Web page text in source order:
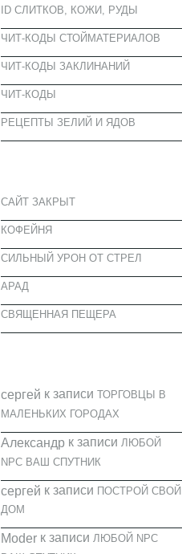
ID СЛИТКОВ, КОЖИ, РУДЫ
ЧИТ-КОДЫ СТОЙМАТЕРИАЛОВ
ЧИТ-КОДЫ ЗАКЛИНАНИЙ
ЧИТ-КОДЫ
РЕЦЕПТЫ ЗЕЛИЙ И ЯДОВ
САЙТ ЗАКРЫТ
КОФЕЙНЯ
CИЛЬНЫЙ УРОН ОТ СТРЕЛ
АРАД
СВЯЩЕННАЯ ПЕЩЕРА
cергей к записи ТОРГОВЦЫ В
МАЛЕНЬКИХ ГОРОДАХ
Александрк записи ЛЮБОЙ
NPC ВАШ СПУТНИК
cергей к записи ПОСТРОЙ СВОЙ
ДОМ
Moderк записи ЛЮБОЙ NPC